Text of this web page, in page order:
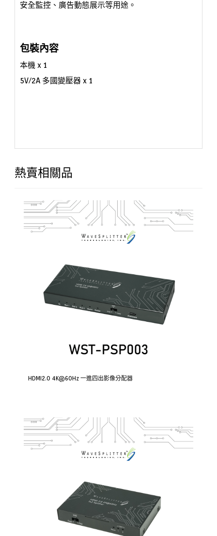
安全監控、 廣告動態展示等用途。
包裝內容
本機 x 1
5V/2A 多國變壓器 x 1
熱賣相關品
HDMI2.0 4K@60Hz 一進四出影像分配器